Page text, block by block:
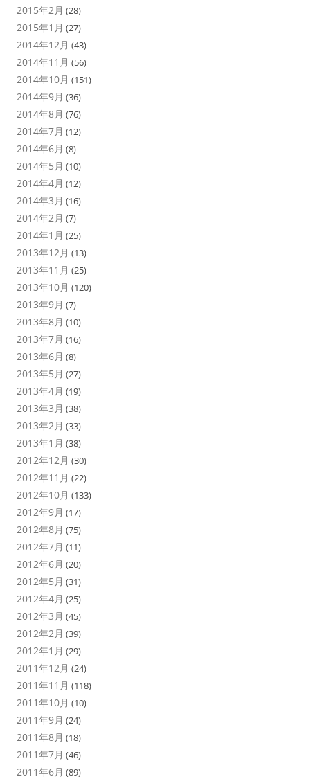
2015年2月 (28)
2015年1月 (27)
2014年12月 (43)
2014年11月 (56)
2014年10月 (151)
2014年9月 (36)
2014年8月 (76)
2014年7月 (12)
2014年6月 (8)
2014年5月 (10)
2014年4月 (12)
2014年3月 (16)
2014年2月 (7)
2014年1月 (25)
2013年12月 (13)
2013年11月 (25)
2013年10月 (120)
2013年9月 (7)
2013年8月 (10)
2013年7月 (16)
2013年6月 (8)
2013年5月 (27)
2013年4月 (19)
2013年3月 (38)
2013年2月 (33)
2013年1月 (38)
2012年12月 (30)
2012年11月 (22)
2012年10月 (133)
2012年9月 (17)
2012年8月 (75)
2012年7月 (11)
2012年6月 (20)
2012年5月 (31)
2012年4月 (25)
2012年3月 (45)
2012年2月 (39)
2012年1月 (29)
2011年12月 (24)
2011年11月 (118)
2011年10月 (10)
2011年9月 (24)
2011年8月 (18)
2011年7月 (46)
2011年6月 (89)